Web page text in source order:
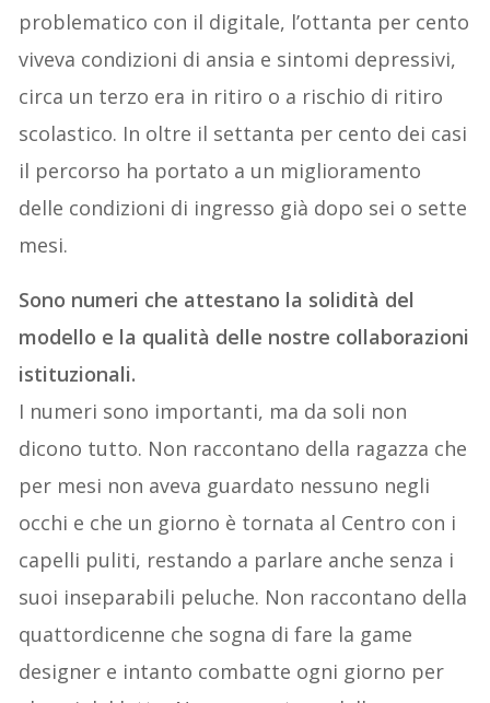
problematico con il digitale, l’ottanta per cento
viveva condizioni di ansia e sintomi depressivi,
circa un terzo era in ritiro o a rischio di ritiro
scolastico. In oltre il settanta per cento dei casi
il percorso ha portato a un miglioramento
delle condizioni di ingresso già dopo sei o sette
mesi.
Sono numeri che attestano la solidità del
modello e la qualità delle nostre collaborazioni
istituzionali.
I numeri sono importanti, ma da soli non
dicono tutto. Non raccontano della ragazza che
per mesi non aveva guardato nessuno negli
occhi e che un giorno è tornata al Centro con i
capelli puliti, restando a parlare anche senza i
suoi inseparabili peluche. Non raccontano della
quattordicenne che sogna di fare la game
designer e intanto combatte ogni giorno per